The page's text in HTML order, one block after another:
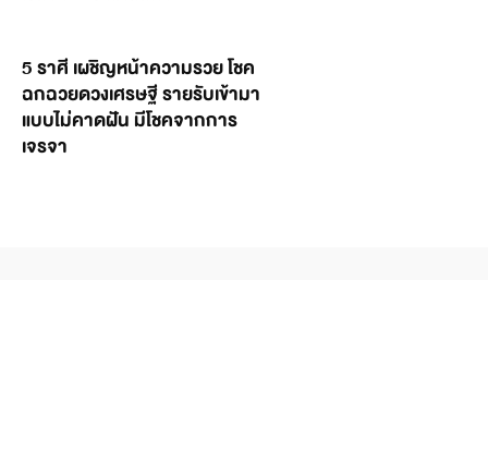
5 ราศี เผชิญหน้าความรวย โชค
ฉกฉวยดวงเศรษฐี รายรับเข้ามา
แบบไม่คาดฝัน มีโชคจากการ
เจรจา